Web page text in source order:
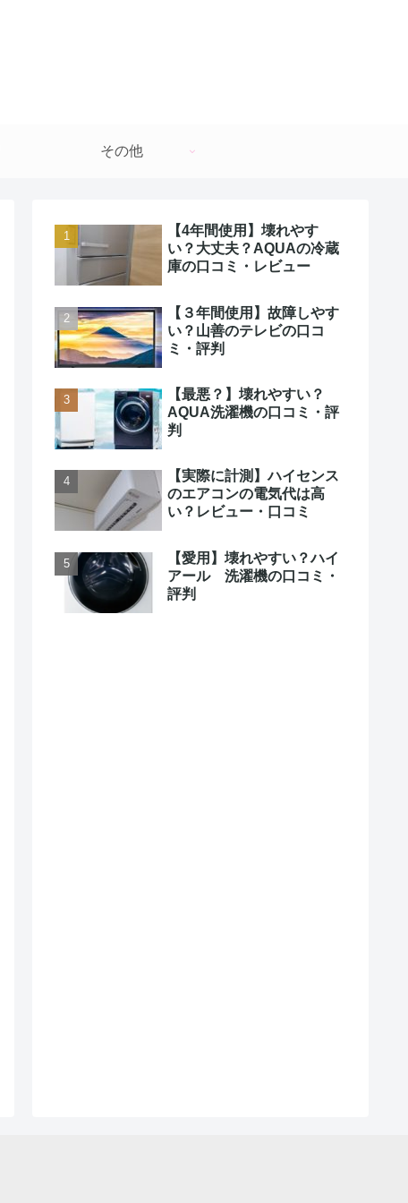
その他
【4年間使用】壊れやす
い？大丈夫？AQUAの冷蔵
庫の口コミ・レビュー
【３年間使用】故障しやす
い？山善のテレビの口コ
ミ・評判
【最悪？】壊れやすい？
AQUA洗濯機の口コミ・評
判
【実際に計測】ハイセンス
のエアコンの電気代は高
い？レビュー・口コミ
【愛用】壊れやすい？ハイ
アール 洗濯機の口コミ・
評判